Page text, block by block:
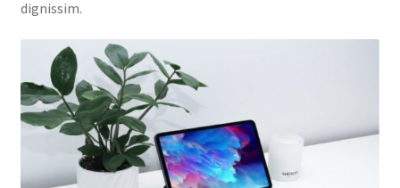
dignissim.